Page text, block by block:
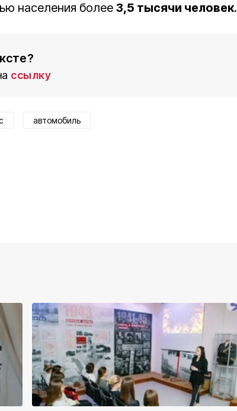
населения более 3,5 тысячи человек.
ссылку
автомобиль